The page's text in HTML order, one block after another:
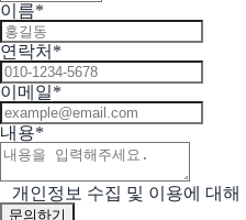
이름*
연락처 *
이메일*
내용*
개인정보 수집 및 이용에 대해